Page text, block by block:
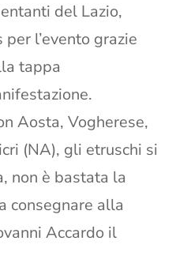
del Lazio,
l’evento grazie
tappa
Aosta, Vogherese,
(NA), gli etruschi si
non è bastata la
consegnare alla
Accardo il